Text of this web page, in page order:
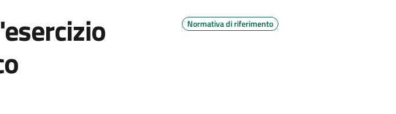
Normativa di riferimento